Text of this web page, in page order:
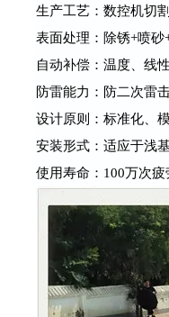
生产工艺：数控机切
表面处理：除锈+喷砂
自动补偿：温度、线
防雷能力：防二次雷
设计原则：标准化、
安装形式：适应于浅
使用寿命：100万次